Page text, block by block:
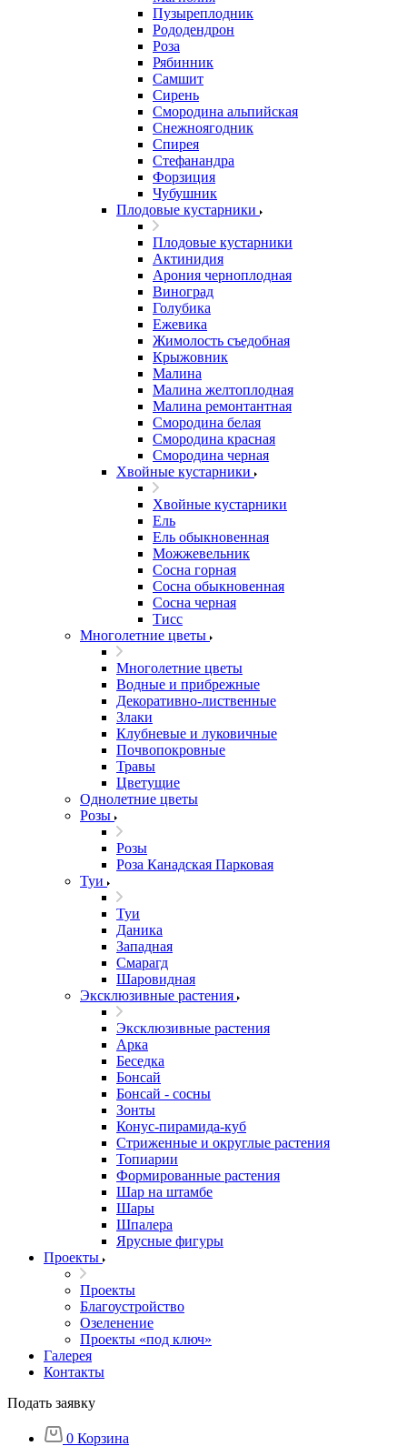
Пузыреплодник
Рододендрон
Роза
Рябинник
Самшит
Сирень
Смородина альпийская
Снежноягодник
Спирея
Стефанандра
Форзиция
Чубушник
Плодовые кустарники
Плодовые кустарники
Актинидия
Арония черноплодная
Виноград
Голубика
Ежевика
Жимолость съедобная
Крыжовник
Малина
Малина желтоплодная
Малина ремонтантная
Смородина белая
Смородина красная
Смородина черная
Хвойные кустарники
Хвойные кустарники
Ель
Ель обыкновенная
Можжевельник
Сосна горная
Сосна обыкновенная
Сосна черная
Тисс
Многолетние цветы
Многолетние цветы
Водные и прибрежные
Декоративно-лиственные
Злаки
Клубневые и луковичные
Почвопокровные
Травы
Цветущие
Однолетние цветы
Розы
Розы
Роза Канадская Парковая
Туи
Туи
Даника
Западная
Смарагд
Шаровидная
Эксклюзивные растения
Эксклюзивные растения
Арка
Беседка
Бонсай
Бонсай - сосны
Зонты
Конус-пирамида-куб
Стриженные и округлые растения
Топиарии
Формированные растения
Шар на штамбе
Шары
Шпалера
Ярусные фигуры
Проекты
Проекты
Благоустройство
Озеленение
Проекты «под ключ»
Галерея
Контакты
Подать заявку
0 Корзина